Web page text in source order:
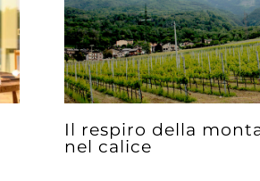
Il respiro della
nel calice